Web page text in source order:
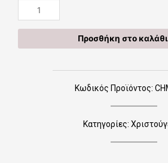
Κούπα
με
γούρι
Προσθήκη στο καλάθι
Κωδικός Προϊόντος:
Κατηγορίες: